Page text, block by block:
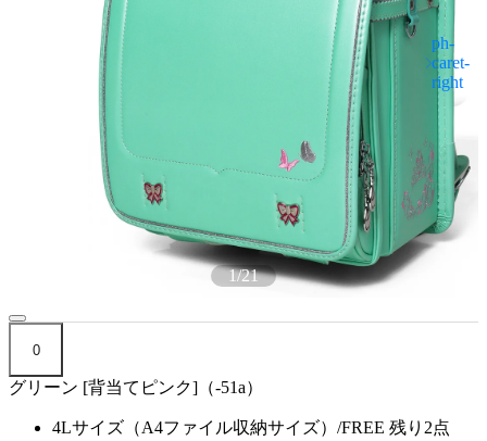
1/21
0
グリーン [背当てピンク]（-51a）
4Lサイズ（A4ファイル収納サイズ）/FREE 残り2点